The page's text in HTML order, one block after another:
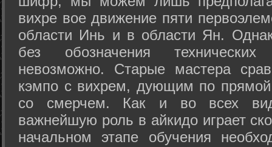
вихре вое движение пяти
области Инь и в области Ян.
без обозначения
невозможно. Старые мастера
кэмпо с вихрем, дующим по
со смерчем. Как и во всех
важнейшую роль в айкидо играет
начальном этапе обучения